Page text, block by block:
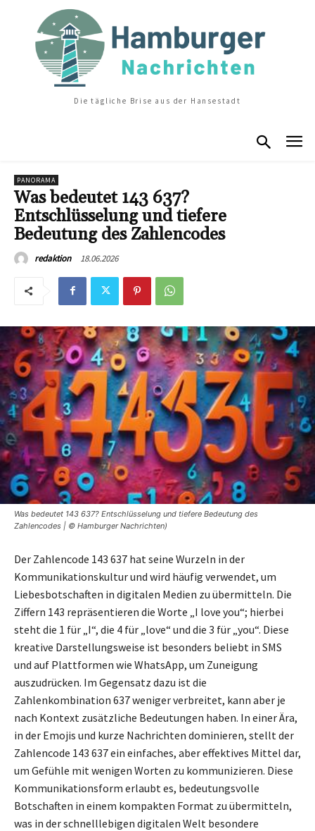
Die tägliche Brise aus der Hansestadt
PANORAMA
Was bedeutet 143 637?
Entschlüsselung und tiefere
Bedeutung des Zahlencodes
redaktion 18.06.2026
Was bedeutet 143 637? Entschlüsselung und tiefere Bedeutung des
Zahlencodes | © Hamburger Nachrichten)
Der Zahlencode 143 637 hat seine Wurzeln in der
Kommunikationskultur und wird häufig verwendet, um
Liebesbotschaften in digitalen Medien zu übermitteln. Die
Ziffern 143 repräsentieren die Worte „I love you“; hierbei
steht die 1 für „I“, die 4 für „love“ und die 3 für „you“. Diese
kreative Darstellungsweise ist besonders beliebt in SMS
und auf Plattformen wie WhatsApp, um Zuneigung
auszudrücken. Im Gegensatz dazu ist die
Zahlenkombination 637 weniger verbreitet, kann aber je
nach Kontext zusätzliche Bedeutungen haben. In einer Ära,
in der Emojis und kurze Nachrichten dominieren, stellt der
Zahlencode 143 637 ein einfaches, aber effektives Mittel dar,
um Gefühle mit wenigen Worten zu kommunizieren. Diese
Kommunikationsform erlaubt es, bedeutungsvolle
Botschaften in einem kompakten Format zu übermitteln,
was in der schnelllebigen digitalen Welt besondere